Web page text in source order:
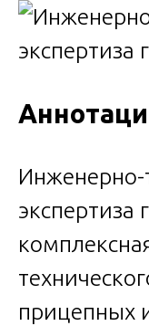
Инженерно-
экспертиза
прицепных